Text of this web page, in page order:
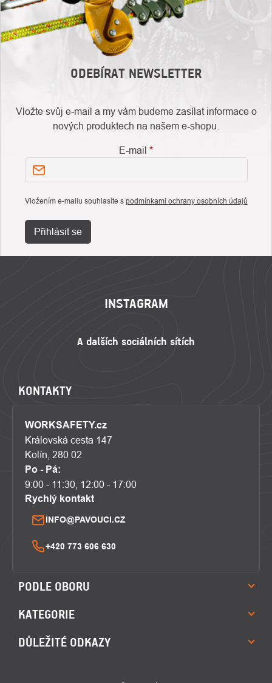
ODEBÍRAT NEWSLETTER
Vložte svůj e-mail a my vám budeme zasílat informace o
nových produktech na našem e-shopu.
E-mail
Vložením e-mailu souhlasíte s podmínkami ochrany osobních údajů
Přihlásit se
INSTAGRAM
KONTAKTY
WORKSAFETY.cz
Královská cesta 147
Kolín, 280 02
Po - Pá:
9:00 - 11:30, 12:00 - 17:00
Rychlý kontakt
INFO@PAVOUCI.CZ
+420 773 606 630
PODLE OBORU
KATEGORIE
DŮLEŽITÉ ODKAZY